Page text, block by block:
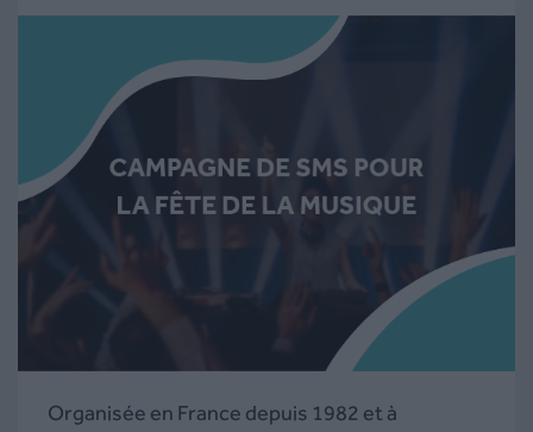
Organisée en France depuis 1982 et à